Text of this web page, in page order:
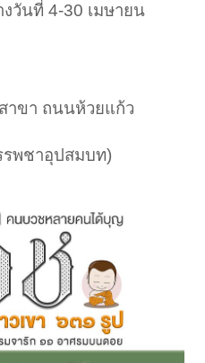
วันที่ 4-30 เมษายน
าขา ถนนห้วยแก้ว
พชาอุปสมบท)